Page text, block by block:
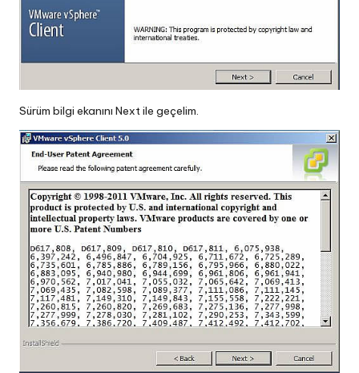
Sürüm bilgi ekanını Next ile geçelim.